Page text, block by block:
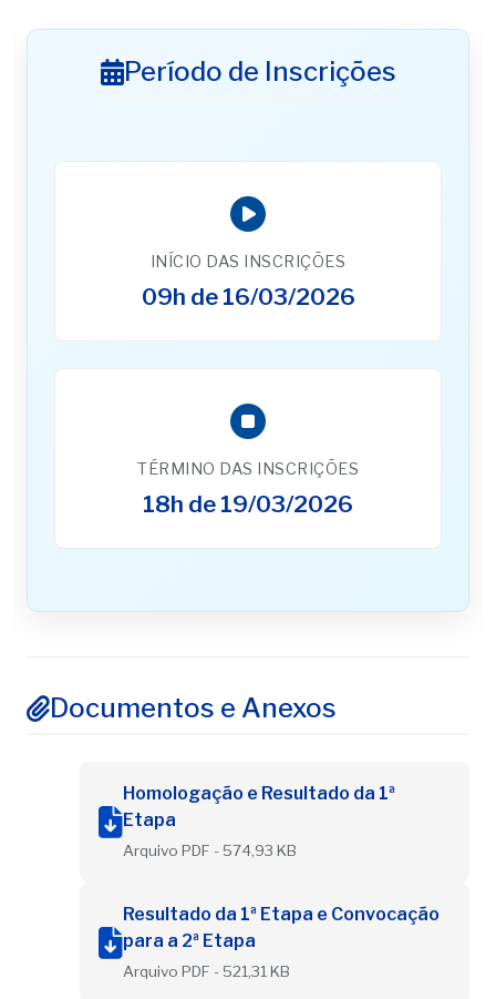
Período de Inscrições
INÍCIO DAS INSCRIÇÕES
09h de 16/03/2026
TÉRMINO DAS INSCRIÇÕES
18h de 19/03/2026
Documentos e Anexos
Homologação e Resultado da 1ª
Etapa
Arquivo PDF - 574,93 KB
Resultado da 1ª Etapa e Convocação
para a 2ª Etapa
Arquivo PDF - 521,31 KB